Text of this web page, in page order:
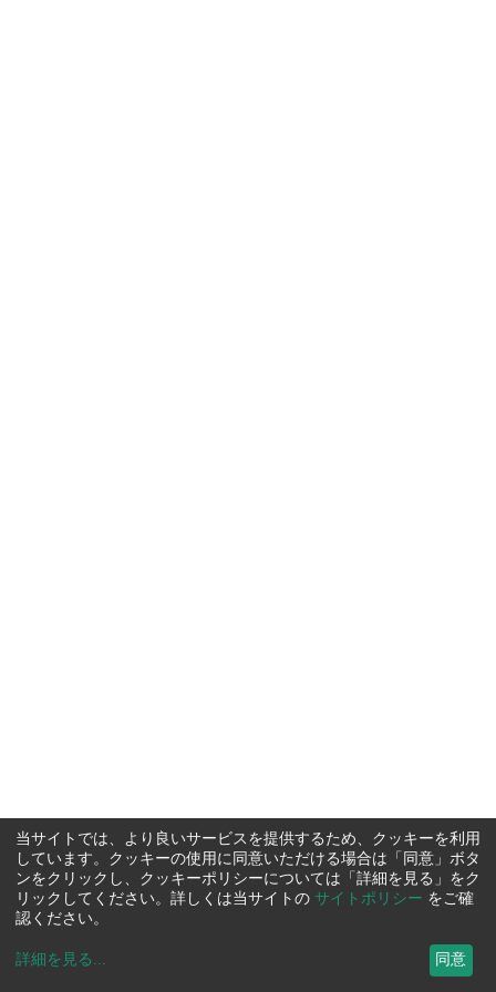
当サイトでは、より良いサービスを提供するため、クッキーを利用
しています。クッキーの使用に同意いただける場合は「同意」ボタ
ンをクリックし、クッキーポリシーについては「詳細を見る」をク
リックしてください。詳しくは当サイトの サイトポリシー をご確
認ください。
詳細を見る ... 同意